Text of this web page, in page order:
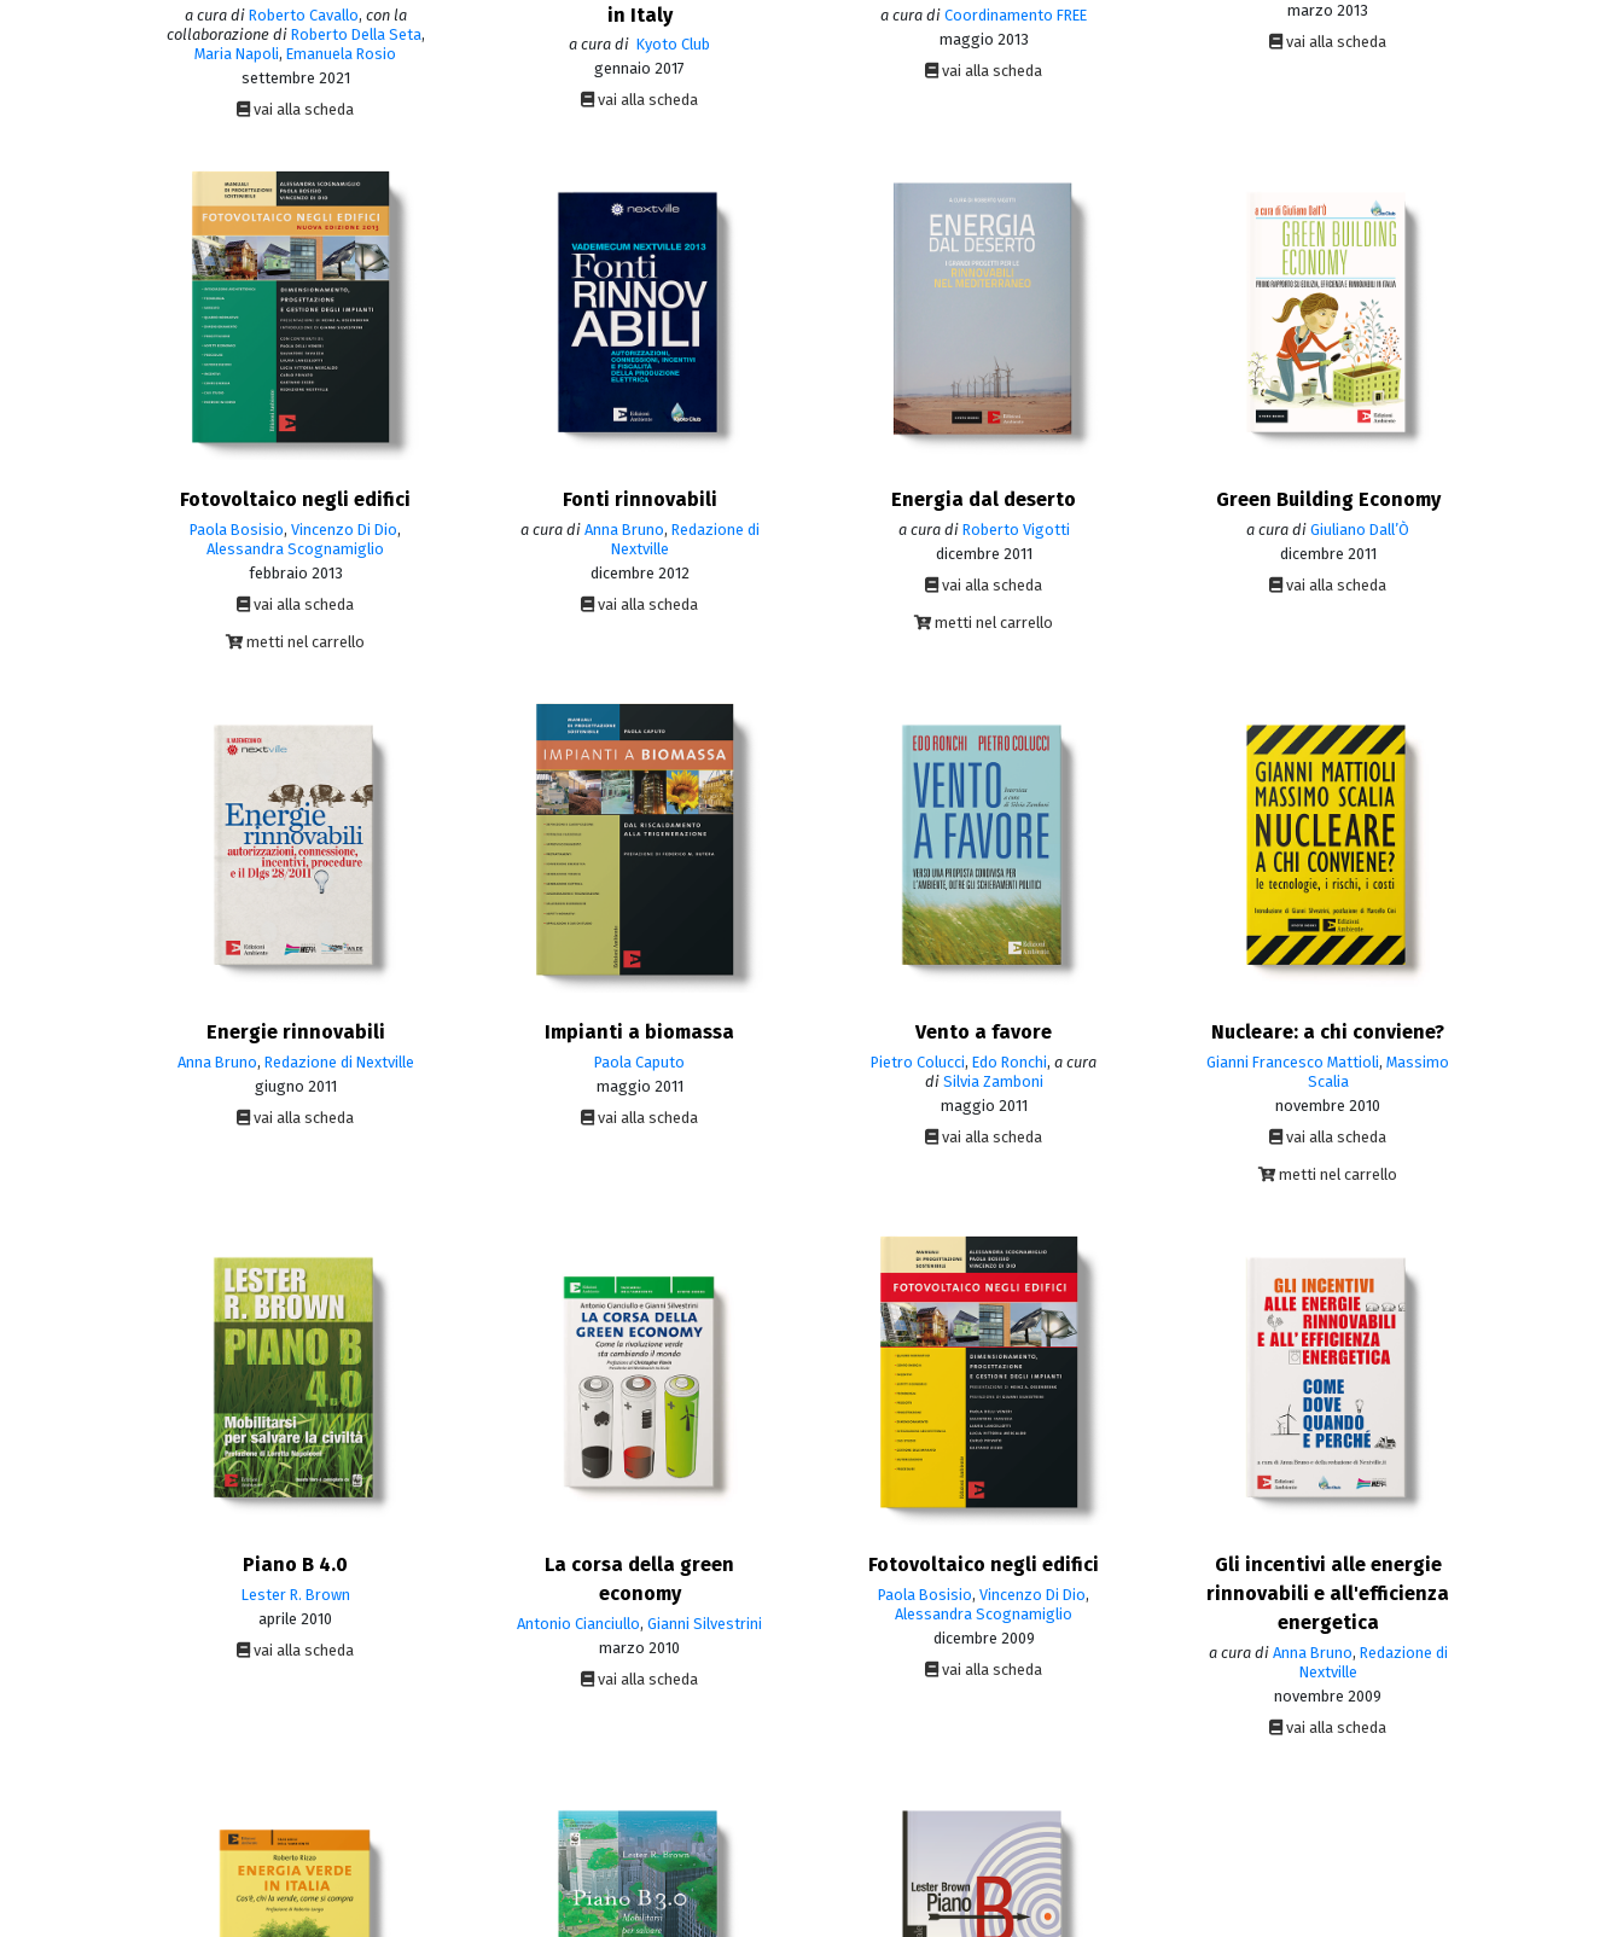
a cura di Roberto Cavallo, con la
collaborazione di Roberto Della Seta,
Maria Napoli, Emanuela Rosio
settembre 2021
vai alla scheda
in Italy
a cura di Kyoto Club
gennaio 2017
vai alla scheda
a cura di Coordinamento FREE
maggio 2013
vai alla scheda
marzo 2013
vai alla scheda
Fotovoltaico negli edifici
Paola Bosisio, Vincenzo Di Dio,
Alessandra Scognamiglio
febbraio 2013
vai alla scheda
metti nel carrello
Fonti rinnovabili
a cura di Anna Bruno, Redazione di
Nextville
dicembre 2012
vai alla scheda
Energia dal deserto
a cura di Roberto Vigotti
dicembre 2011
vai alla scheda
metti nel carrello
Green Building Economy
a cura di Giuliano Dall’Ò
dicembre 2011
vai alla scheda
Energie rinnovabili
Anna Bruno, Redazione di Nextville
giugno 2011
vai alla scheda
Impianti a biomassa
Paola Caputo
maggio 2011
vai alla scheda
Vento a favore
Pietro Colucci, Edo Ronchi, a cura
di Silvia Zamboni
maggio 2011
vai alla scheda
Nucleare: a chi conviene?
Gianni Francesco Mattioli, Massimo
Scalia
novembre 2010
vai alla scheda
metti nel carrello
Piano B 4.0
Lester R. Brown
aprile 2010
vai alla scheda
La corsa della green
economy
Antonio Cianciullo, Gianni Silvestrini
marzo 2010
vai alla scheda
Fotovoltaico negli edifici
Paola Bosisio, Vincenzo Di Dio,
Alessandra Scognamiglio
dicembre 2009
vai alla scheda
Gli incentivi alle energie
rinnovabili e all'efficienza
energetica
a cura di Anna Bruno, Redazione di
Nextville
novembre 2009
vai alla scheda